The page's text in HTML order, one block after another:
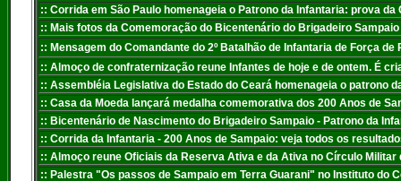
:: Corrida em São Paulo homenageia o Patrono da Infantaria: prova
:: Mais fotos da Comemoração do Bicentenário do Brigadeiro
:: Mensagem do Comandante do 2º Batalhão de Infantaria de Força
:: Almoço de confraternização reune Infantes de hoje e de ontem. É
:: Assembléia Legislativa do Estado do Ceará homenageia o patrono
:: Casa da Moeda lançará medalha comemorativa dos 200 Anos de
:: Bicentenário de Nascimento do Brigadeiro Sampaio - Patrono da
:: Corrida da Infantaria - 200 Anos de Sampaio: veja todos os
:: Almoço reune Oficiais da Reserva Ativa e da Ativa no Círculo
:: Palestra "Os passos de Sampaio em Terra Guarani" no Instituto do